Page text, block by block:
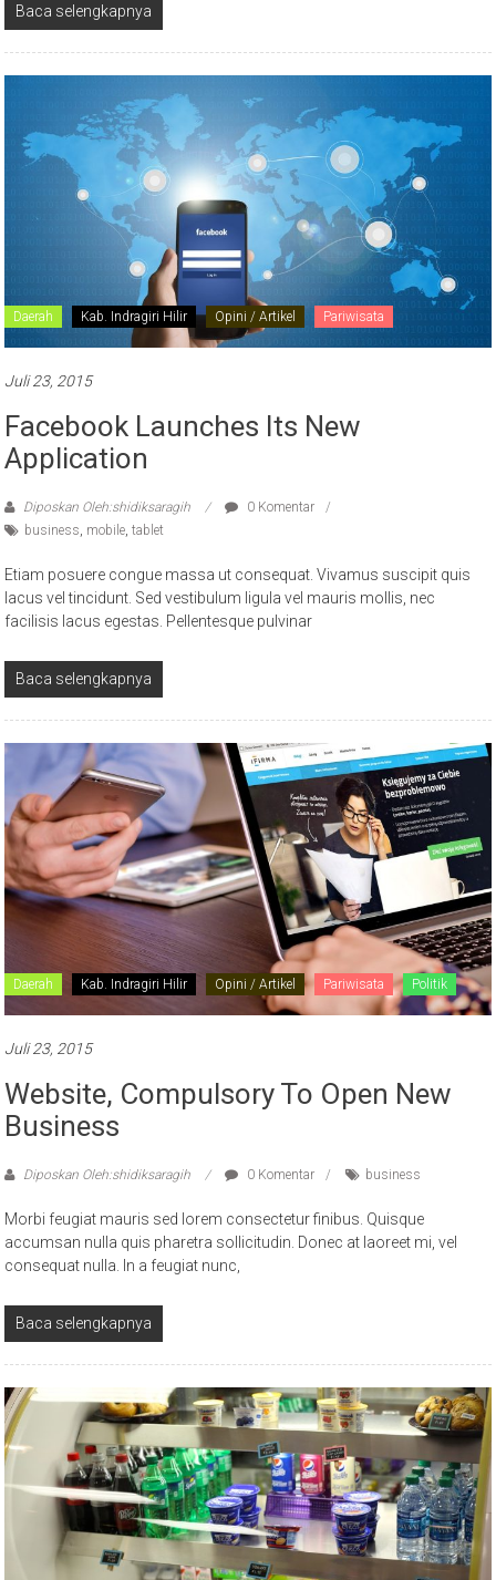
Baca selengkapnya
Daerah Kab. Indragiri Hilir Opini / Artikel Pariwisata
Juli 23, 2015
Facebook Launches Its New
Application
Diposkan Oleh:shidiksaragih
0 Komentar
business, mobile,tablet
Etiam posuere congue massa ut consequat. Vivamus suscipit quis
lacus vel tincidunt. Sed vestibulum ligula vel mauris mollis, nec
facilisis lacus egestas. Pellentesque pulvinar
Baca selengkapnya
Daerah Kab. Indragiri Hilir Opini / Artikel Pariwisata Politik
Juli 23, 2015
Website, Compulsory To Open New
Business
Diposkan Oleh:shidiksaragih 0 Komentar business
Morbi feugiat mauris sed lorem consectetur finibus. Quisque
accumsan nulla quis pharetra sollicitudin. Donec at laoreet mi, vel
consequat nulla. In a feugiat nunc,
Baca selengkapnya